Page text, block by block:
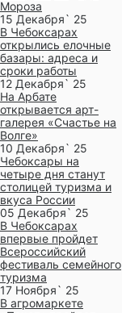
Мороза
15 Декабря` 25
В Чебоксарах
открылись елочные
базары: адреса и
сроки работы
12 Декабря` 25
На Арбате
открывается арт-
галерея «Счастье на
Волге»
10 Декабря` 25
Чебоксары на
четыре дня станут
столицей туризма и
вкуса России
05 Декабря` 25
В Чебоксарах
впервые пройдет
Всероссийский
фестиваль семейного
туризма
17 Ноября` 25
В агромаркете